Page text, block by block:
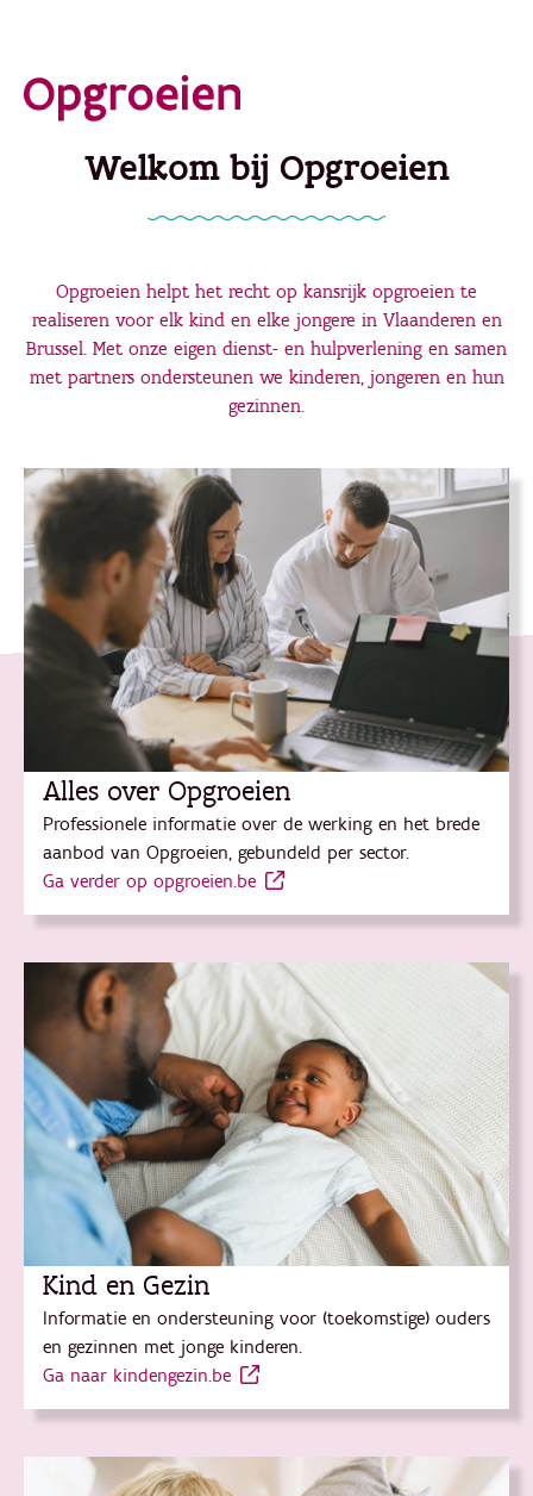
direct
hoofdinhoudWelkom bij Opgroeien
Opgroeien helpt het recht op kansrijk opgroeien te
realiseren voor elk kind en elke jongere in Vlaanderen en
Brussel. Met onze eigen dienst- en hulpverlening en samen
met partners ondersteunen we kinderen, jongeren en hun
gezinnen.
Alles over Opgroeien
Professionele informatie over de werking en het brede
aanbod van Opgroeien, gebundeld per sector.
Ga verder op opgroeien.be
Kind en Gezin
Informatie en ondersteuning voor (toekomstige) ouders
en gezinnen met jonge kinderen.
Ga naar kindengezin.be